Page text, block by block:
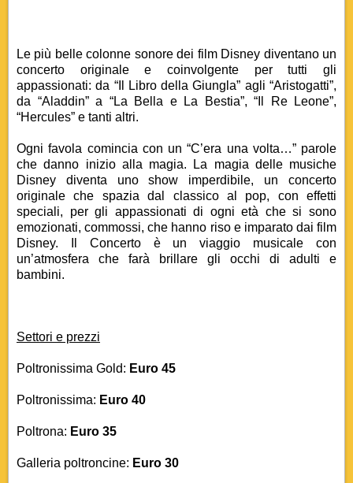
Le più belle colonne sonore dei film Disney diventano un
concerto originale e coinvolgente per tutti gli
appassionati: da “Il Libro della Giungla” agli “Aristogatti”,
da “Aladdin” a “La Bella e La Bestia”, “Il Re Leone”,
“Hercules” e tanti altri.
Ogni favola comincia con un “C’era una volta…” parole
che danno inizio alla magia. La magia delle musiche
Disney diventa uno show imperdibile, un concerto
originale che spazia dal classico al pop, con effetti
speciali, per gli appassionati di ogni età che si sono
emozionati, commossi, che hanno riso e imparato dai film
Disney. Il Concerto è un viaggio musicale con
un’atmosfera che farà brillare gli occhi di adulti e
bambini.
Settori e prezzi
Poltronissima Gold: Euro 45
Poltronissima: Euro 40
Poltrona: Euro 35
Galleria poltroncine: Euro 30